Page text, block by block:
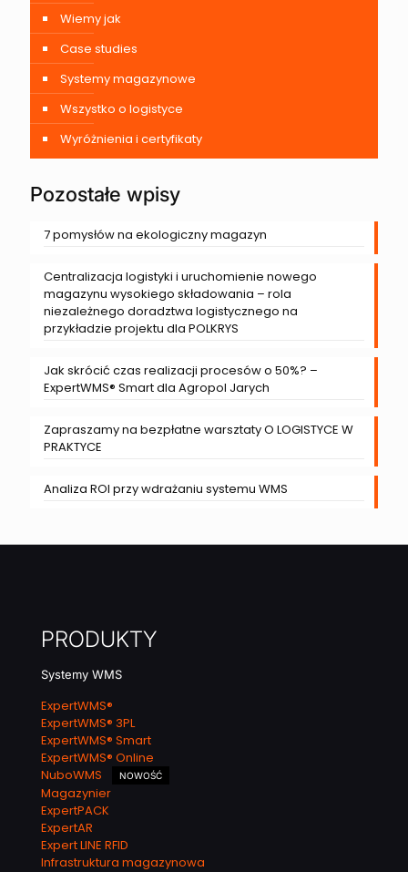
Wiemy jak
Case studies
Systemy magazynowe
Wszystko o logistyce
Wyróżnienia i certyfikaty
Pozostałe wpisy
7 pomysłów na ekologiczny magazyn
Centralizacja logistyki i uruchomienie nowego
magazynu wysokiego składowania – rola
niezależnego doradztwa logistycznego na
przykładzie projektu dla POLKRYS
Jak skrócić czas realizacji procesów o 50%? –
ExpertWMS® Smart dla Agropol Jarych
Zapraszamy na bezpłatne warsztaty O LOGISTYCE W
PRAKTYCE
Analiza ROI przy wdrażaniu systemu WMS
PRODUKTY
Systemy WMS
ExpertWMS®
ExpertWMS® 3PL
ExpertWMS® Smart
ExpertWMS® Online
NuboWMS
NOWOŚĆ
Magazynier
ExpertPACK
ExpertAR
Expert LINE RFID
Infrastruktura magazynowa